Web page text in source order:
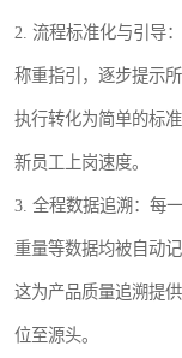
2. 流程标准化与引导
称重指引，逐步提示
执行转化为简单的标
新员工上岗速度。
3. 全程数据追溯：每
重量等数据均被自动
这为产品质量追溯提
位至源头。